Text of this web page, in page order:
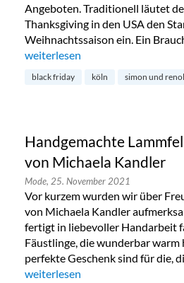
Angeboten. Traditionell läutet
Thanksgiving in den USA den
Weihnachtssaison ein. Ein
„Black Friday bei Simon &
weiterlesen
black friday köln simon und
Handgemachte
von Michaela Kandler
Mode, 25. November 2021
Vor kurzem wurden wir über
von Michaela Kandler
fertigt in liebevoller Handarbeit
Fäustlinge, die wunderbar warm
perfekte Geschenk sind für die,
„Handgemachte Lammfell-
weiterlesen